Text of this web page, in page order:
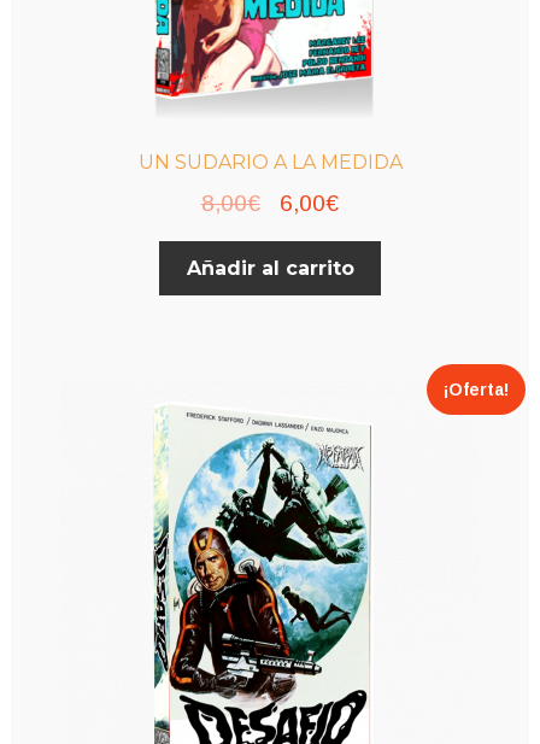
UN SUDARIO A LA MEDIDA
8,00€
El
precio
original
6,00€El
precio
actual
Añadir al carrito
¡Oferta!